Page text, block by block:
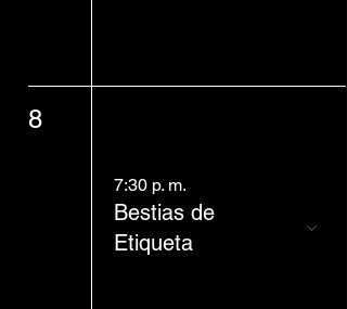
8
7:30 p. m.
Bestias de
Etiqueta